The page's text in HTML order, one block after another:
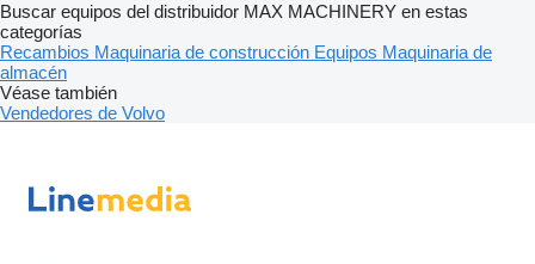
Buscar equipos del distribuidor MAX MACHINERY en estas
categorías
Recambios Maquinaria de construcción Equipos Maquinaria de
almacén
Véase también
Vendedores de Volvo